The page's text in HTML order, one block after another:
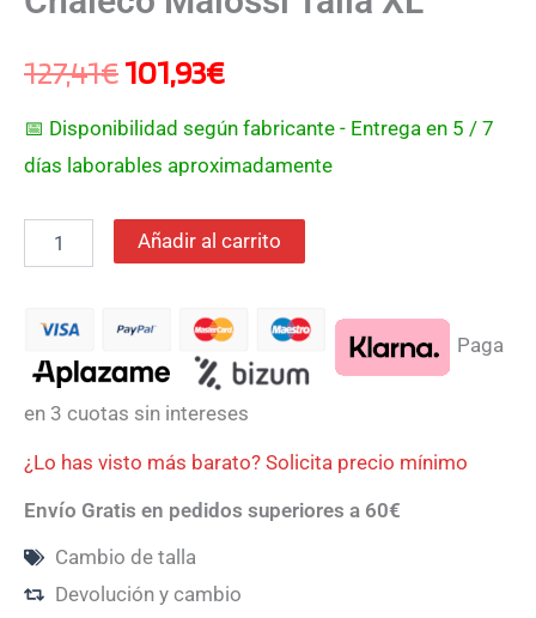
127,41€101,93€
📅 Disponibilidad según fabricante - Entrega en 5 / 7
días laborables aproximadamente
Añadir al carrito
Paga
en 3 cuotas sin intereses
¿Lo has visto más barato? Solicita precio mínimo
Envío Gratis en pedidos superiores a 60€
Cambio de talla
Devolución y cambio